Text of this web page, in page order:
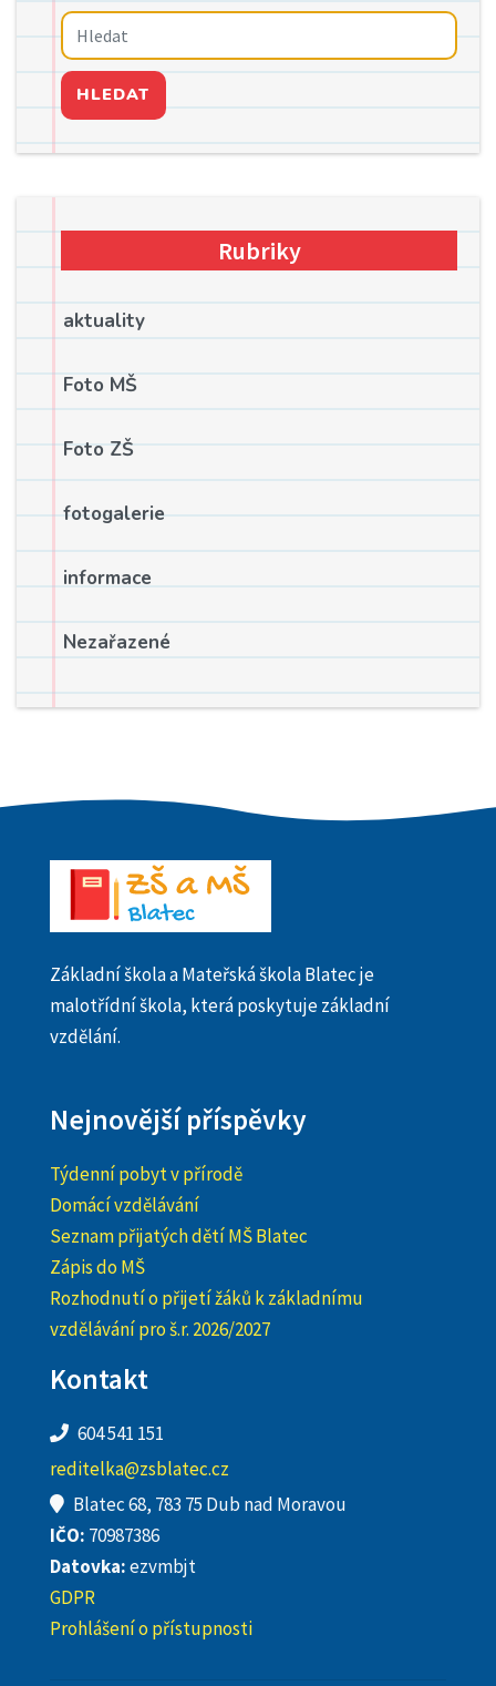
HLEDAT
Rubriky
aktuality
Foto MŠ
Foto ZŠ
fotogalerie
informace
Nezařazené
Základní škola a Mateřská škola Blatec je
malotřídní škola, která poskytuje základní
vzdělání.
Nejnovější příspěvky
Týdenní pobyt v přírodě
Domácí vzdělávání
Seznam přijatých dětí MŠ Blatec
Zápis do MŠ
Rozhodnutí o přijetí žáků k základnímu
vzdělávání pro š.r. 2026/2027
Kontakt
604 541 151
reditelka@zsblatec.cz
Blatec 68, 783 75 Dub nad Moravou
IČO: 70987386
Datovka:ezvmbjt
GDPR
Prohlášení o přístupnosti